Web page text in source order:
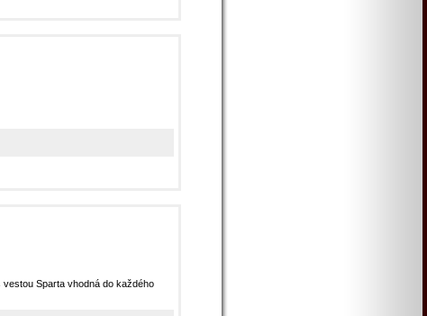
Sparta vhodná do každého